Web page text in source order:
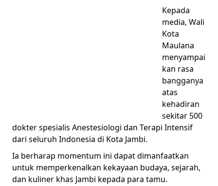
Kepada
media, Wali
Kota
Maulana
menyampai
kan rasa
bangganya
atas
kehadiran
sekitar 500
dokter spesialis Anestesiologi dan Terapi Intensif
dari seluruh Indonesia di Kota Jambi.
Ia berharap momentum ini dapat dimanfaatkan
untuk memperkenalkan kekayaan budaya, sejarah,
dan kuliner khas Jambi kepada para tamu.